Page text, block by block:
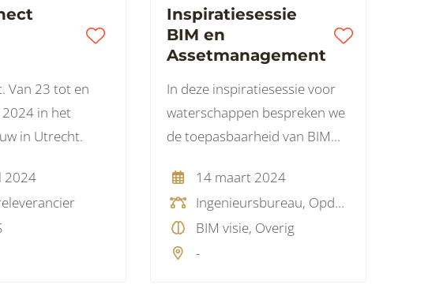
Van 23 tot en
in het
in Utrecht.
2024
Inspiratiesessie
BIM en
Assetmanagement
In deze inspiratiesessie voor
waterschappen bespreken we
de toepasbaarheid van BIM
kansen van BIM voor goed
assetmanagement.
14 maart 2024
Ingenieursbureau, Opdrachtgever, Overheid, Overig
BIM visie, Overig
-